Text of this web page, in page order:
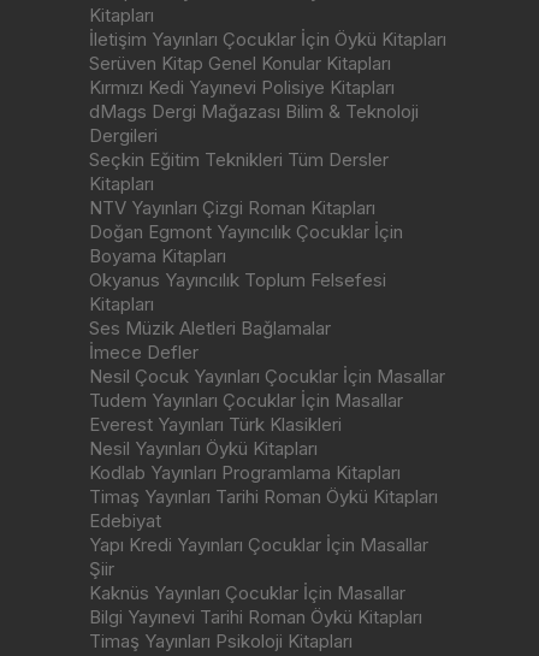
Kitapları
İletişim Yayınları Çocuklar İçin Öykü Kitapları
Serüven Kitap Genel Konular Kitapları
Kırmızı Kedi Yayınevi Polisiye Kitapları
dMags Dergi Mağazası Bilim & Teknoloji
Dergileri
Seçkin Eğitim Teknikleri Tüm Dersler
Kitapları
NTV Yayınları Çizgi Roman Kitapları
Doğan Egmont Yayıncılık Çocuklar İçin
Boyama Kitapları
Okyanus Yayıncılık Toplum Felsefesi
Kitapları
Ses Müzik Aletleri Bağlamalar
İmece Defler
Nesil Çocuk Yayınları Çocuklar İçin Masallar
Tudem Yayınları Çocuklar İçin Masallar
Everest Yayınları Türk Klasikleri
Nesil Yayınları Öykü Kitapları
Kodlab Yayınları Programlama Kitapları
Timaş Yayınları Tarihi Roman Öykü Kitapları
Edebiyat
Yapı Kredi Yayınları Çocuklar İçin Masallar
Şiir
Kaknüs Yayınları Çocuklar İçin Masallar
Bilgi Yayınevi Tarihi Roman Öykü Kitapları
Timaş Yayınları Psikoloji Kitapları